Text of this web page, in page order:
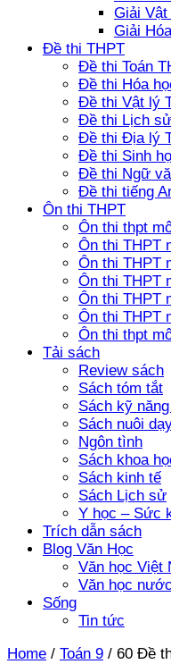
Giải
Giải
Đề thi THPT
Đề thi Toán
Đề thi Hóa
Đề thi Vật lý
Đề thi Lịch
Đề thi Địa lý
Đề thi Sinh
Đề thi Ngữ
Đề thi tiếng
Ôn thi THPT
Ôn thi thpt
Ôn thi THPT
Ôn thi THPT
Ôn thi THPT
Ôn thi THPT
Ôn thi THPT
Ôn thi thpt
Tải sách
Review sách
Sách tóm tắt
Sách kỹ
Sách nuôi
Ngôn tình
Sách khoa
Sách kinh tế
Sách Lịch sử
Y học – Sức
Trích dẫn sách
Blog Văn Học
Văn học Việt
Văn học
Sống
Tin tức
Home / Toán 9 / 60 Đề